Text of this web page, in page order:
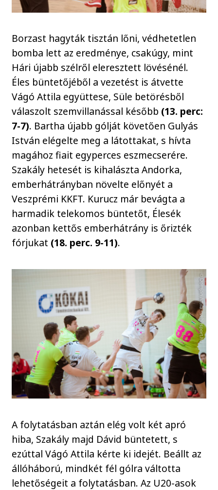
Borzast hagyták tisztán lőni, védhetetlen
bomba lett az eredménye, csakúgy, mint
Hári újabb szélről eleresztett lövésénél.
Éles büntetőjéből a vezetést is átvette
Vágó Attila együttese, Süle betörésből
válaszolt szemvillanással később (13. perc:
7-7). Bartha újabb gólját követően Gulyás
István elégelte meg a látottakat, s hívta
magához fiait egyperces eszmecserére.
Szakály hetesét is kihalászta Andorka,
emberhátrányban növelte előnyét a
Veszprémi KKFT. Kurucz már bevágta a
harmadik telekomos büntetőt, Élesék
azonban kettős emberhátrány is őrizték
fórjukat (18. perc. 9-11).
A folytatásban aztán elég volt két apró
hiba, Szakály majd Dávid büntetett, s
ezúttal Vágó Attila kérte ki idejét. Beállt az
állóháború, mindkét fél gólra váltotta
lehetőségeit a folytatásban. Az U20-asok